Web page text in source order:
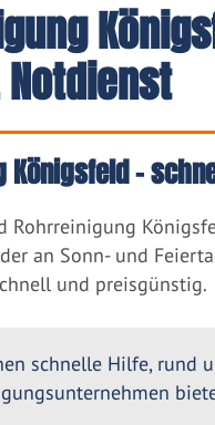
Königsfeld –
Rohrreinigung
an Sonn- und
und preisgünstig.
schnelle Hilfe, rund